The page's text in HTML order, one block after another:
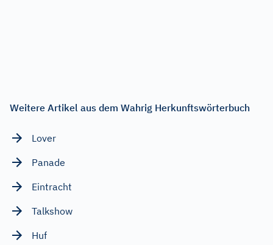
Weitere Artikel aus dem Wahrig Herkunftswörterbuch
Lover
Panade
Eintracht
Talkshow
Huf